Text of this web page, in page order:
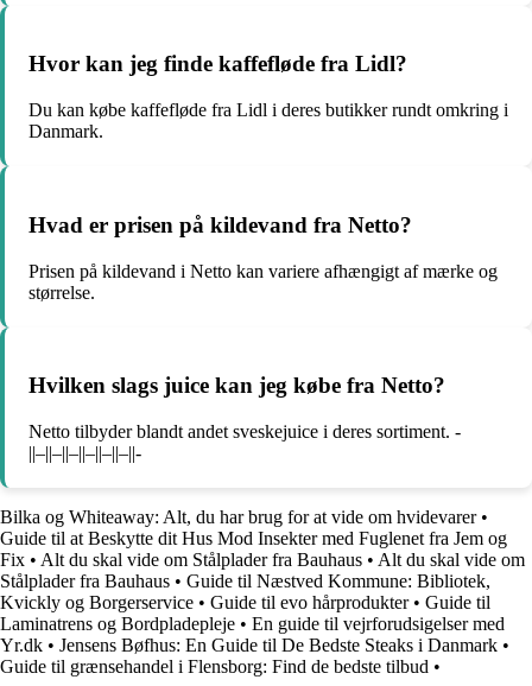
Hvor kan jeg finde kaffefløde fra Lidl?
Du kan købe kaffefløde fra Lidl i deres butikker rundt omkring i
Danmark.
Hvad er prisen på kildevand fra Netto?
Prisen på kildevand i Netto kan variere afhængigt af mærke og
størrelse.
Hvilken slags juice kan jeg købe fra Netto?
Netto tilbyder blandt andet sveskejuice i deres sortiment. -
||–||–||–||–||–||–||-
Bilka og Whiteaway: Alt, du har brug for at vide om hvidevarer•
Guide til at Beskytte dit Hus Mod Insekter med Fuglenet fra Jem og
Fix • Alt du skal vide om Stålplader fra Bauhaus • Alt du skal vide om
Stålplader fra Bauhaus • Guide til Næstved Kommune: Bibliotek,
Kvickly og Borgerservice • Guide til evo hårprodukter• Guide til
Laminatrens og Bordpladepleje • En guide til vejrforudsigelser med
Yr.dk • Jensens Bøfhus: En Guide til De Bedste Steaks i Danmark •
Guide til grænsehandel i Flensborg: Find de bedste tilbud •